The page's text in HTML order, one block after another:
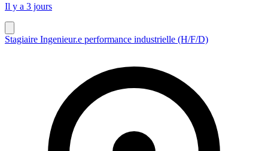
Il y a 3 jours
Stagiaire Ingenieur.e performance industrielle (H/F/D)